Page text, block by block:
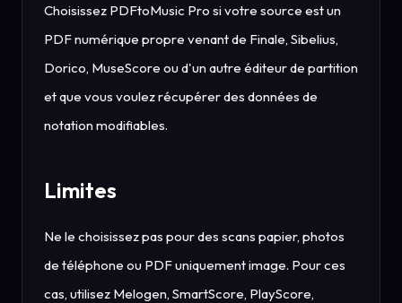
Choisissez PDFtoMusic Pro si votre source est un
PDF numérique propre venant de Finale, Sibelius,
Dorico, MuseScore ou d'un autre éditeur de partition
et que vous voulez récupérer des données de
notation modifiables.
Limites
Ne le choisissez pas pour des scans papier, photos
de téléphone ou PDF uniquement image. Pour ces
cas, utilisez Melogen, SmartScore, PlayScore,